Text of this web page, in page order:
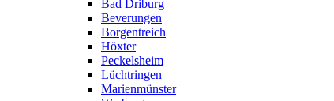
Bad Driburg
Beverungen
Borgentreich
Höxter
Peckelsheim
Lüchtringen
Marienmünster